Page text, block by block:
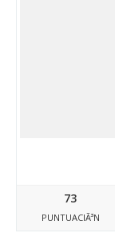
73
PUNTUACIÃ³N